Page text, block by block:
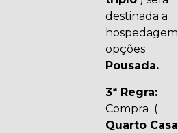
destinada a
opções
Pousada.
3ª Regra:
Compra (
Quarto